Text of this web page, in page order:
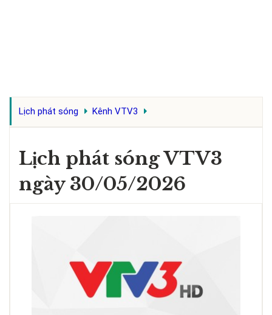
Lịch phát sóng Kênh VTV3
Lịch phát sóng VTV3
ngày 30/05/2026